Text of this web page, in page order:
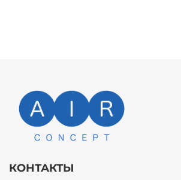
КОНТАКТЫ